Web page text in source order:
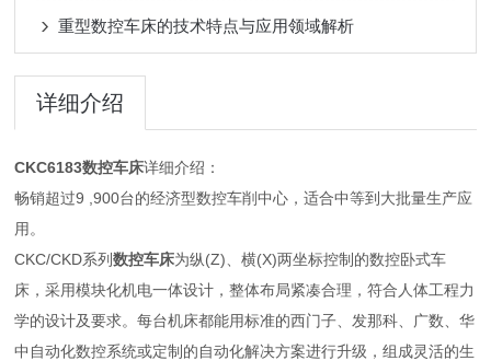
重型数控车床的技术特点与应用领域解析
详细介绍
CKC6183数控车床详细介绍：
畅销超过9 ,900台的经济型数控车削中心，适合中等到大批量生产应
用。
CKC/CKD系列数控车床为纵(Z)、横(X)两坐标控制的数控卧式车
床，采用模块化机电一体设计，整体布局紧凑合理，符合人体工程力
学的设计及要求。每台机床都能用标准的西门子、发那科、广数、华
中自动化数控系统或定制的自动化解决方案进行升级，组成灵活的生